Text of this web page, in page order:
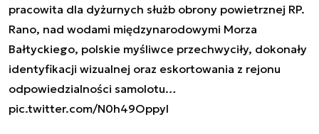
pracowita dla dyżurnych służb obrony powietrznej RP.
Rano, nad wodami międzynarodowymi Morza
Bałtyckiego, polskie myśliwce przechwyciły, dokonały
identyfikacji wizualnej oraz eskortowania z rejonu
odpowiedzialności samolotu…
pic.twitter.com/N0h49Oppyl